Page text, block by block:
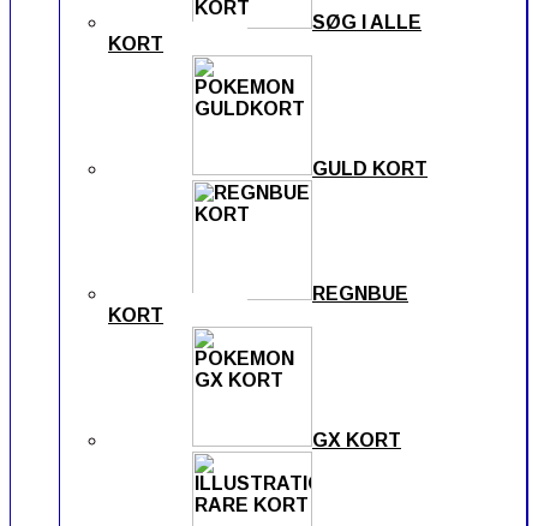
SØG I ALLE
KORT
GULD KORT
REGNBUE
KORT
GX KORT